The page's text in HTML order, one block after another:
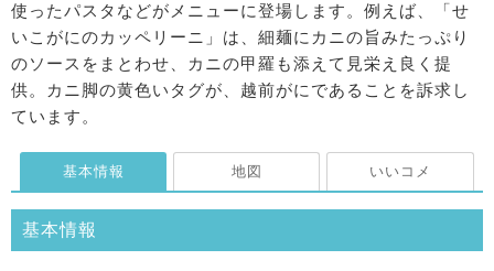
使ったパスタなどがメニューに登場します。例えば、「せ
いこがにのカッペリーニ」は、細麺にカニの旨みたっぷり
のソースをまとわせ、カニの甲羅も添えて見栄え良く提
供。カニ脚の黄色いタグが、越前がにであることを訴求し
ています。
基本情報 地図 いいコメ
基本情報